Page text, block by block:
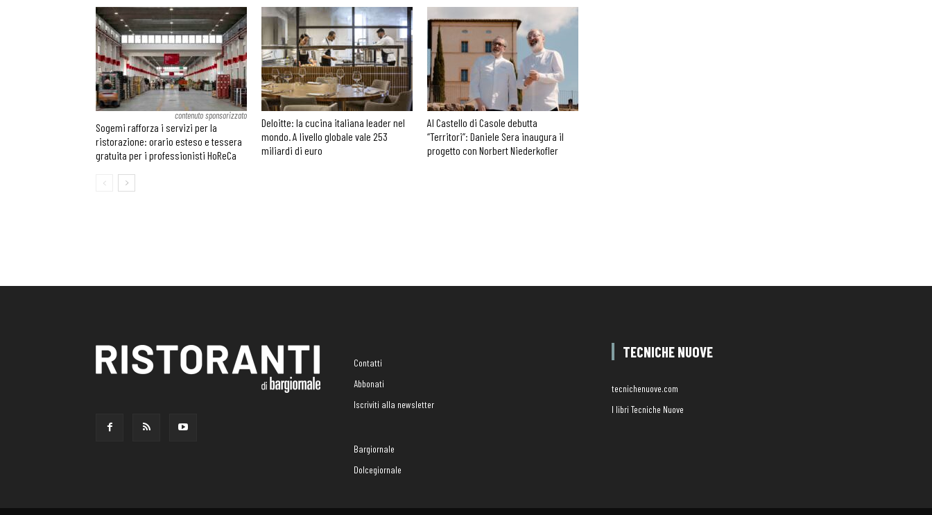
contenuto sponsorizzato
Sogemi rafforza i servizi per la
ristorazione: orario esteso e tessera
gratuita per i professionisti HoReCa
Deloitte: la cucina italiana leader nel
mondo. A livello globale vale 253
miliardi di euro
Al Castello di Casole debutta
“Territori”: Daniele Sera inaugura il
progetto con Norbert Niederkofler
Contatti
Abbonati
Iscriviti alla newsletter
Bargiornale
Dolcegiornale
TECNICHE NUOVE
tecnichenuove.com
I libri Tecniche Nuove